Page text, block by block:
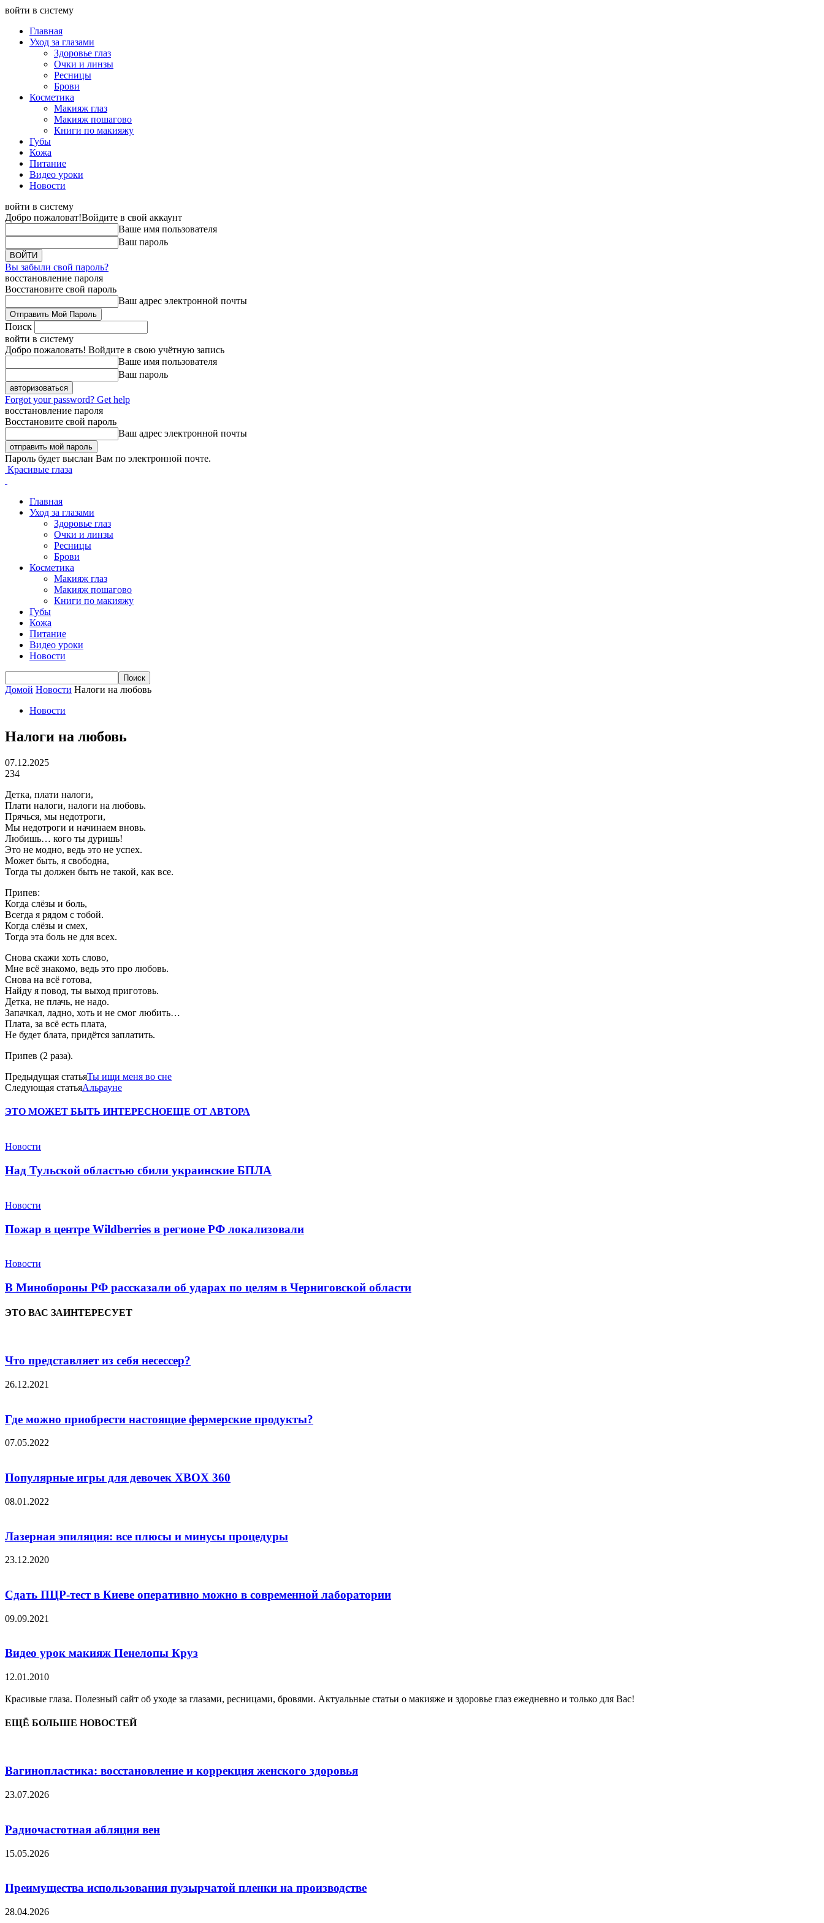
войти в систему
Главная
Уход за глазами
Здоровье глаз
Очки и линзы
Ресницы
Брови
Косметика
Макияж глаз
Макияж пошагово
Книги по макияжу
Губы
Кожа
Питание
Видео уроки
Новости
войти в систему
Добро пожаловат!Войдите в свой аккаунт
Ваше имя пользователя
Ваш пароль
Вы забыли свой пароль?
восстановление пароля
Восстановите свой пароль
Ваш адрес электронной почты
Поиск
войти в систему
Добро пожаловать! Войдите в свою учётную запись
Ваше имя пользователя
Ваш пароль
Forgot your password? Get help
восстановление пароля
Восстановите свой пароль
Ваш адрес электронной почты
Пароль будет выслан Вам по электронной почте.
Красивые глаза
Главная
Уход за глазами
Здоровье глаз
Очки и линзы
Ресницы
Брови
Косметика
Макияж глаз
Макияж пошагово
Книги по макияжу
Губы
Кожа
Питание
Видео уроки
Новости
Домой Новости Налоги на любовь
Новости
Налоги на любовь
07.12.2025
234
Детка, плати налоги,
Плати налоги, налоги на любовь.
Прячься, мы недотроги,
Мы недотроги и начинаем вновь.
Любишь… кого ты дуришь!
Это не модно, ведь это не успех.
Может быть, я свободна,
Тогда ты должен быть не такой, как все.
Припев:
Когда слёзы и боль,
Всегда я рядом с тобой.
Когда слёзы и смех,
Тогда эта боль не для всех.
Снова скажи хоть слово,
Мне всё знакомо, ведь это про любовь.
Снова на всё готова,
Найду я повод, ты выход приготовь.
Детка, не плачь, не надо.
Запачкал, ладно, хоть и не смог любить…
Плата, за всё есть плата,
Не будет блата, придётся заплатить.
Припев (2 раза).
Предыдущая статьяТы ищи меня во сне
Следующая статьяАльрауне
ЭТО МОЖЕТ БЫТЬ ИНТЕРЕСНОЕЩЕ ОТ АВТОРА
Новости
Над Тульской областью сбили украинские БПЛА
Новости
Пожар в центре Wildberries в регионе РФ локализовали
Новости
В Минобороны РФ рассказали об ударах по целям в Черниговской области
ЭТО ВАС ЗАИНТЕРЕСУЕТ
Что представляет из себя несессер?
26.12.2021
Где можно приобрести настоящие фермерские продукты?
07.05.2022
Популярные игры для девочек XBOX 360
08.01.2022
Лазерная эпиляция: все плюсы и минусы процедуры
23.12.2020
Сдать ПЦР-тест в Киеве оперативно можно в современной лаборатории
09.09.2021
Видео урок макияж Пенелопы Круз
12.01.2010
Красивые глаза. Полезный сайт об уходе за глазами, ресницами, бровями. Актуальные статьи о макияже и здоровье глаз ежедневно и только для Вас!
ЕЩЁ БОЛЬШЕ НОВОСТЕЙ
Вагинопластика: восстановление и коррекция женского здоровья
23.07.2026
Радиочастотная абляция вен
15.05.2026
Преимущества использования пузырчатой пленки на производстве
28.04.2026